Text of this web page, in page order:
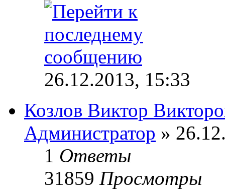
26.12.2013, 15:33
Козлов Виктор
Администратор »
1 Ответы
31859 Просмотры